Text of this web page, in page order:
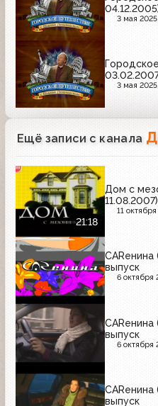
3 мая
3 мая
Ещё записи с канала
21:18
Дом с
11.08.2007)
11
выпуск
6 октября
выпуск
6 октября
выпуск